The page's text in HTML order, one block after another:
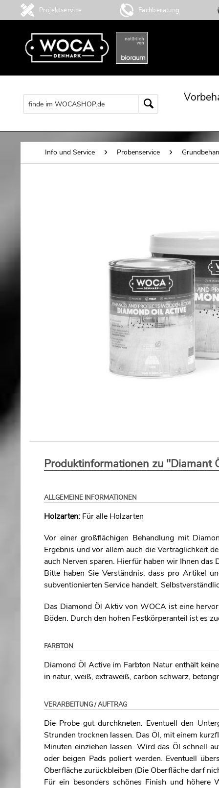
Projektservice Fachberatung
Info und Service Probenservice
Produktinformationen zu "Diamant
ALLGEMEINE INFORMATIONEN
Holzarten: Für alle Holzarten
Vor einer großflächigen Behandlung mit
Ergebnis und vor allem auch die Verträglichkeit
auch Nerven sparen. Hierfür haben wir Ihnen
Bitte haben Sie Verständnis, dass pro Artikel
subventionierten Service handelt.
Das Diamond Öl Aktiv von WOCA ist eine
Böden. Durch den hohen Festkörperanteil ist es
FARBTON
Diamond Öl Active im Farbton Natur enthält
in natur, weiß, extraweiß, carbon schwarz,
VERARBEITUNG / AUFTRAG
Die Probe gut durchkneten. Eventuell den
Strunden trocknen lassen. Das Öl, mit einem
Minuten einziehen lassen. Wird das Öl schnell
oder beigen Pads poliert werden. Eventuell
Oberfläche zurückbleiben (Die Oberfläche darf
Für ein besonders schönes Finish und